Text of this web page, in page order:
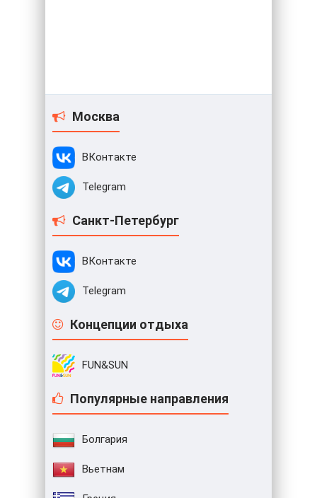
Москва
ВКонтакте
Telegram
Санкт-Петербург
ВКонтакте
Telegram
Концепции отдыха
FUN&SUN
Популярные направления
Болгария
Вьетнам